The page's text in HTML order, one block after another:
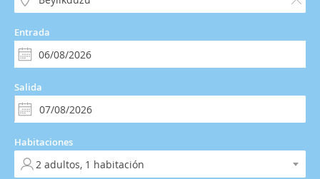
Entrada
Salida
Habitaciones